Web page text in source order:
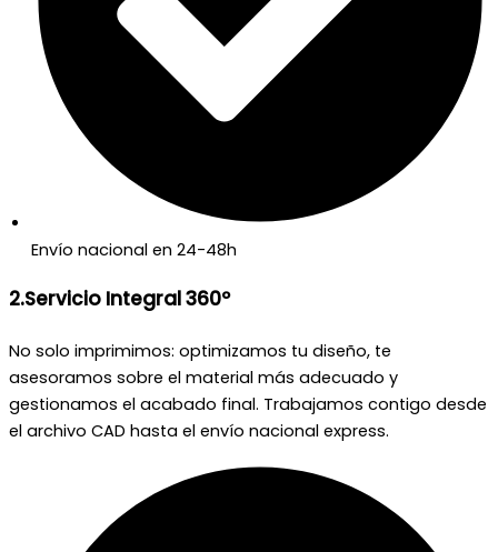
Envío nacional en 24-48h
2.Servicio Integral 360º
No solo imprimimos: optimizamos tu diseño, te
asesoramos sobre el material más adecuado y
gestionamos el acabado final. Trabajamos contigo desde
el archivo CAD hasta el envío nacional express.